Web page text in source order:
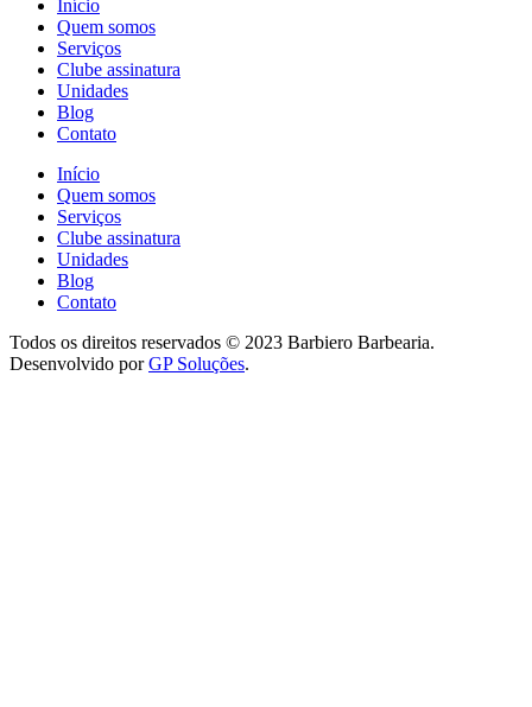
Início
Quem somos
Serviços
Clube assinatura
Unidades
Blog
Contato
Início
Quem somos
Serviços
Clube assinatura
Unidades
Blog
Contato
Todos os direitos reservados © 2023 Barbiero Barbearia.
Desenvolvido porGP Soluções.